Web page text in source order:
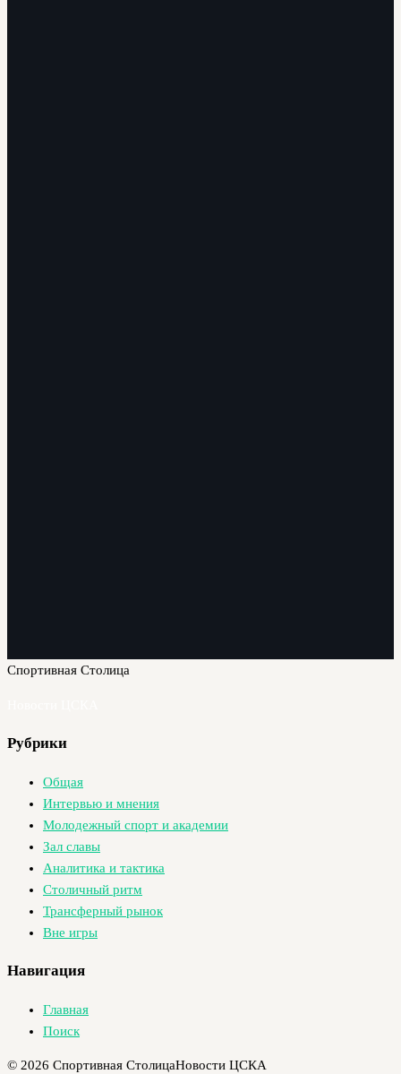
Спортивная Столица
Рубрики
Общая
Интервью и мнения
Молодежный спорт и академии
Зал славы
Аналитика и тактика
Столичный ритм
Трансферный рынок
Вне игры
Навигация
Главная
Поиск
© 2026 Спортивная СтолицаНовости ЦСКА